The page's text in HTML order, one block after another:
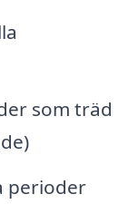
som träd
perioder